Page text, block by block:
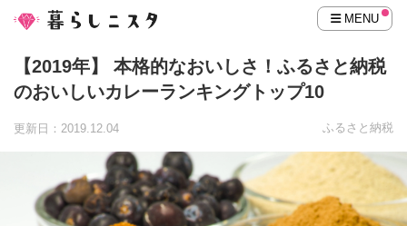
MENU
【2019年】 本格的なおいしさ！ふるさと納税
のおいしいカレーランキングトップ10
更新日：2019.12.04 ふるさと納税